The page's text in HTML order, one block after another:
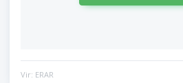
Vir: ERAR